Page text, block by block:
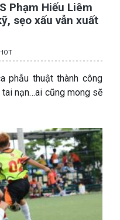
Phạm Hiếu Liêm
sẹo xấu vẫn xuất
phẫu thuật thành công
nạn…ai cũng mong sẽ